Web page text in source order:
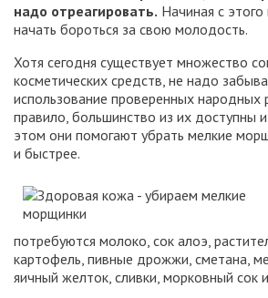
надо отреагировать. Начиная с
начать бороться за свою молодость.
Хотя сегодня существует множество
косметических средств, не надо
использование проверенных народных
правило, большинство из их доступны
этом они помогают убрать мелкие
и быстрее.
потребуются молоко, сок алоэ,
картофель, пивные дрожжи, сметана,
яичный желток, сливки, морковный сок